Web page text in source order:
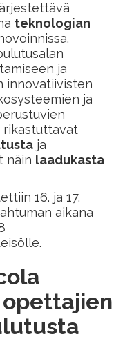
teknologian
ja
innovatiivisten
ja
rikastuttavat
ja
näin laadukasta
16. ja 17.
aikana
opettajien